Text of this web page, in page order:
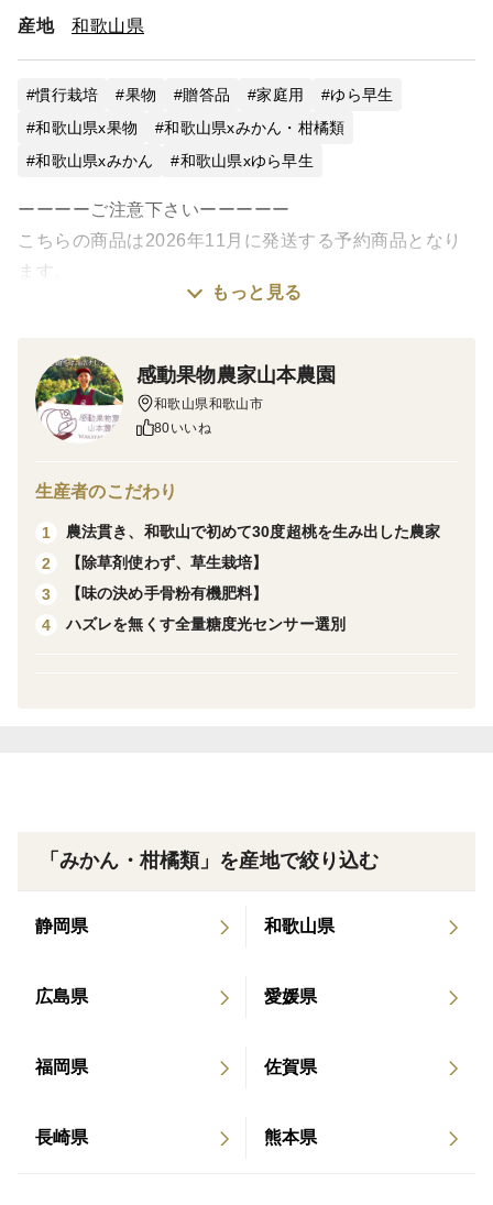
産地 和歌山県
慣行栽培 果物 贈答品 家庭用
ゆら早生
和歌山県x果物
和歌山県xみかん・柑橘類
和歌山県xみかん
和歌山県xゆら早生
ーーーーご注意下さいーーーーー
こちらの商品は2026年11月に発送する予約商品となり
ます。
気候にもよりますが、おおよそ11月5日～11月30日の間
ーーーーーーーーーーーーーーー
今回は大人気品種であります、「ゆら早生みかん」でち
みかん農家なら小さなちびみかんが美味しいことは皆さ
す！
頂きたい、美味しい！と心から思ってもらえるように、
もっと見る
感動果物農家山本農園
和歌山県和歌山市
80いいね
生産者のこだわり
1
農法貫き、和歌山で初めて30度超桃を生み出した農家
2
【除草剤使わず、草生栽培】
3
【味の決め手骨粉有機肥料】
4
ハズレを無くす全量糖度光センサー選別
「みかん・柑橘類」を産地で絞り込む
静岡県 和歌山県
広島県 愛媛県
福岡県 佐賀県
長崎県 熊本県